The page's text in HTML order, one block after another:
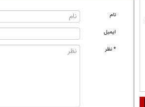
نام
ایمیل
* نظر